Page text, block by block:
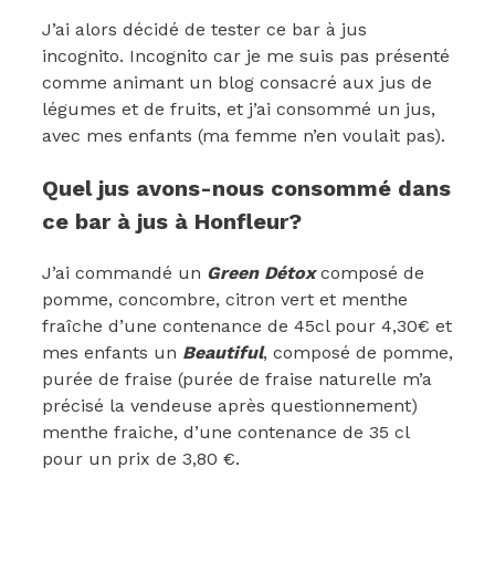
J’ai alors décidé de tester ce bar à jus
incognito. Incognito car je me suis pas présenté
comme animant un blog consacré aux jus de
légumes et de fruits, et j’ai consommé un jus,
avec mes enfants (ma femme n’en voulait pas).
Quel jus avons-nous consommé dans
ce bar à jus à Honfleur?
J’ai commandé un Green Détox composé de
pomme, concombre, citron vert et menthe
fraîche d’une contenance de 45cl pour 4,30€ et
mes enfants un Beautiful, composé de pomme,
purée de fraise (purée de fraise naturelle m’a
précisé la vendeuse après questionnement)
menthe fraiche, d’une contenance de 35 cl
pour un prix de 3,80 €.